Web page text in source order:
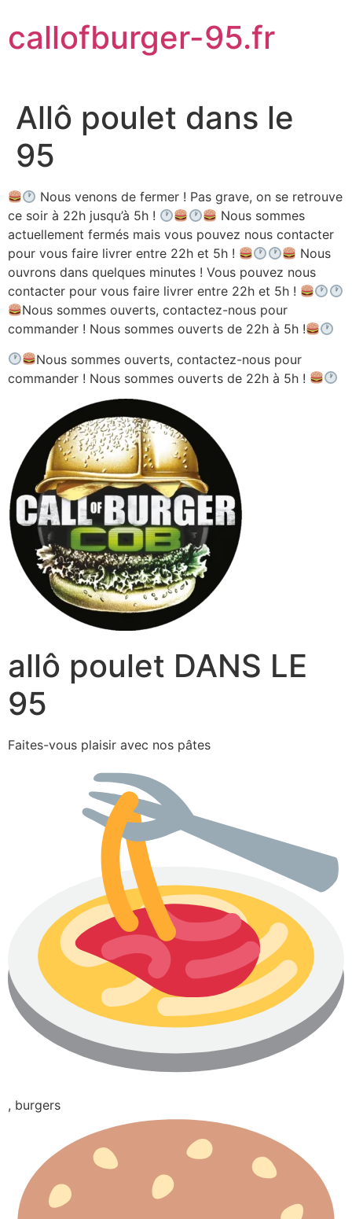
contenu
callofburger-95.fr
Allô poulet dans le
95
Nous venons de fermer ! Pas grave, on se retrouve
ce soir à 22h jusqu’à 5h !
Nous sommes
actuellement fermés mais vous pouvez nous contacter
pour vous faire livrer entre 22h et 5h !
Nous
ouvrons dans quelques minutes ! Vous pouvez nous
contacter pour vous faire livrer entre 22h et 5h !
Nous sommes ouverts, contactez-nous pour
commander ! Nous sommes ouverts de 22h à 5h !
Nous sommes ouverts, contactez-nous pour
commander ! Nous sommes ouverts de 22h à 5h !
allô poulet DANS LE
95
Faites-vous plaisir avec nos pâtes
, burgers